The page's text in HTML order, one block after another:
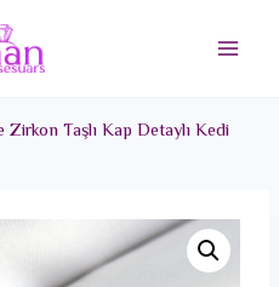
Zirkon Taşlı Kap Detaylı Kedi